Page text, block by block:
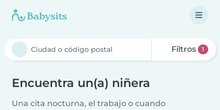
Filtros 1
Encuentra un(a) niñera
Una cita nocturna, el trabajo o cuando